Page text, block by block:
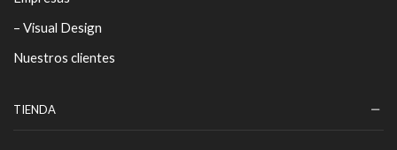
– Visual Design
Nuestros clientes
TIENDA